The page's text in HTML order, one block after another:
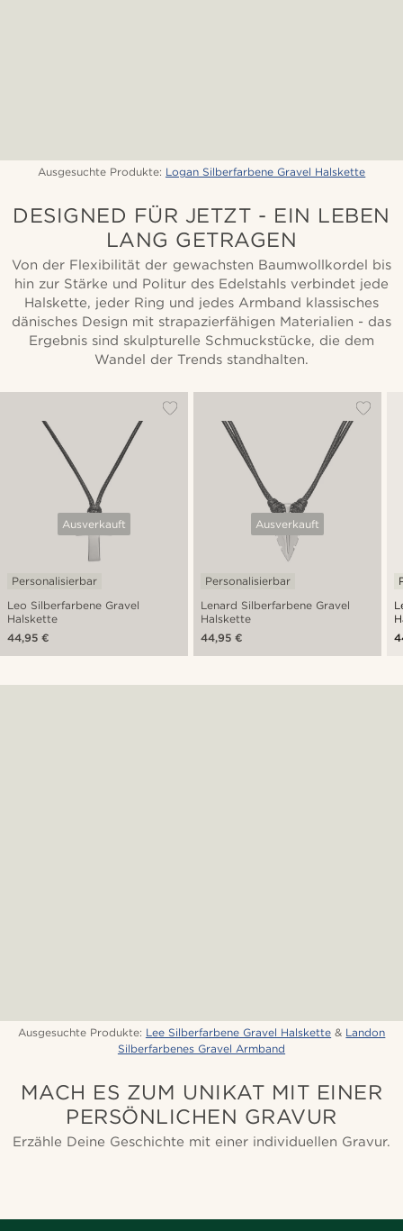
Ausgesuchte Produkte: Logan Silberfarbene Gravel Halskette
DESIGNED FÜR JETZT - EIN LEBEN
LANG GETRAGEN
Von der Flexibilität der gewachsten Baumwollkordel bis
hin zur Stärke und Politur des Edelstahls verbindet jede
Halskette, jeder Ring und jedes Armband klassisches
dänisches Design mit strapazierfähigen Materialien - das
Ergebnis sind skulpturelle Schmuckstücke, die dem
Wandel der Trends standhalten.
Ausverkauft
Leo Silberfarbene Gravel
Halskette
Personalisierbar
44,95 €
Ausverkauft
Lenard Silberfarbene Gravel
Halskette
Personalisierbar
44,95 €
Ausgesuchte Produkte: Lee Silberfarbene Gravel Halskette & Landon
Silberfarbenes Gravel Armband
MACH ES ZUM UNIKAT MIT EINER
PERSÖNLICHEN GRAVUR
Erzähle Deine Geschichte mit einer individuellen Gravur.